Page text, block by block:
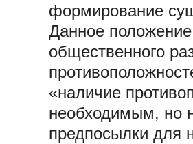
формирование
Данное
общественного
«наличие
необходимым, но
предпосылки для